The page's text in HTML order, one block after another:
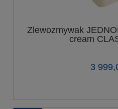
Zlewozmywak
cream
3